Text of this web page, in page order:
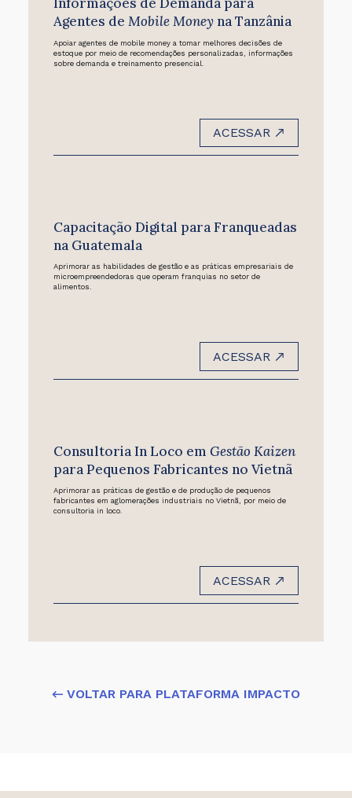
Agentes de Mobile Moneyna Tanzânia
Apoiar agentes de mobile money a tomar melhores decisões de
estoque por meio de recomendações personalizadas, informações
sobre demanda e treinamento presencial.
ACESSAR
Capacitação Digital para Franqueadas
na Guatemala
Aprimorar as habilidades de gestão e as práticas empresariais de
microempreendedoras que operam franquias no setor de
alimentos.
ACESSAR
Consultoria In Loco em Gestão Kaizen
para Pequenos Fabricantes no Vietnã
Aprimorar as práticas de gestão e de produção de pequenos
fabricantes em aglomerações industriais no Vietnã, por meio de
consultoria in loco.
ACESSAR
← VOLTAR PARA PLATAFORMA IMPACTO